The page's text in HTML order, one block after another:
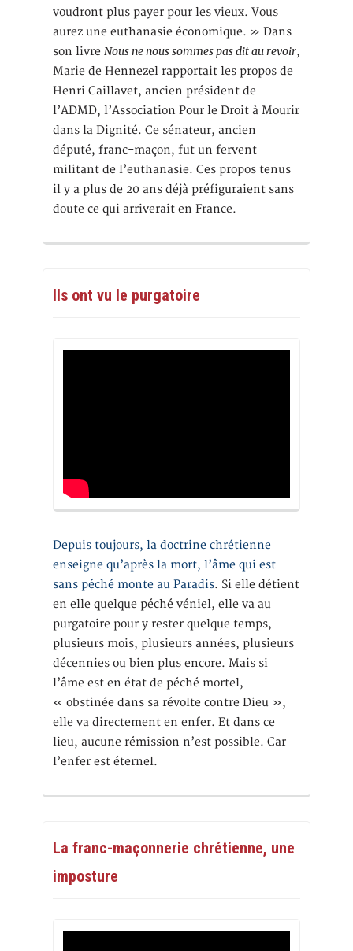
voudront plus payer pour les vieux. Vous
aurez une euthanasie économique. » Dans
son livre Nous ne nous sommes pas dit au revoir,
Marie de Hennezel rapportait les propos de
Henri Caillavet, ancien président de
l’ADMD, l’Association Pour le Droit à Mourir
dans la Dignité. Ce sénateur, ancien
député, franc-maçon, fut un fervent
militant de l’euthanasie. Ces propos tenus
il y a plus de 20 ans déjà préfiguraient sans
doute ce qui arriverait en France.
Ils ont vu le purgatoire
Depuis toujours, la doctrine chrétienne
enseigne qu’après la mort, l’âme qui est
sans péché monte au Paradis. Si elle détient
en elle quelque péché véniel, elle va au
purgatoire pour y rester quelque temps,
plusieurs mois, plusieurs années, plusieurs
décennies ou bien plus encore. Mais si
l’âme est en état de péché mortel,
« obstinée dans sa révolte contre Dieu »,
elle va directement en enfer. Et dans ce
lieu, aucune rémission n’est possible. Car
l’enfer est éternel.
La franc-maçonnerie chrétienne, une
imposture